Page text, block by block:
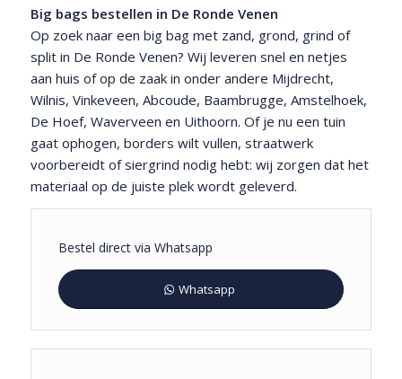
Big bags bestellen in De Ronde Venen
Op zoek naar een big bag met zand, grond, grind of
split in De Ronde Venen? Wij leveren snel en netjes
aan huis of op de zaak in onder andere Mijdrecht,
Wilnis, Vinkeveen, Abcoude, Baambrugge, Amstelhoek,
De Hoef, Waverveen en Uithoorn. Of je nu een tuin
gaat ophogen, borders wilt vullen, straatwerk
voorbereidt of siergrind nodig hebt: wij zorgen dat het
materiaal op de juiste plek wordt geleverd.
Bestel direct via Whatsapp
Whatsapp